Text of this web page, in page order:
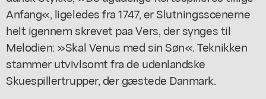
Anfang«, ligeledes fra 1747, er Slutningsscenerne
helt igennem skrevet paa Vers, der synges til
Melodien: »Skal Venus med sin Søn«. Teknikken
stammer utvivlsomt fra de udenlandske
Skuespillertrupper, der gæstede Danmark.